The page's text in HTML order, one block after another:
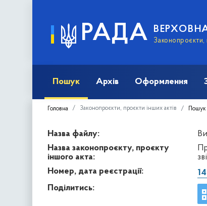
РАДА Законопроєкти,
Пошук Архів Оформлення
Головна Законопроєкти, проєкти інших актів Пошук
Назва файлу:
Назва законопроєкту, проєкту
іншого акта:
Номер, дата реєстрації:
Поділитись: